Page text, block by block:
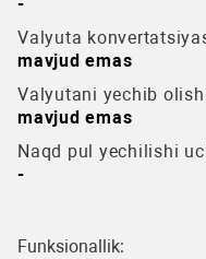
Valyuta
mavjud emas
Valyutani yechib
mavjud emas
Naqd pul yechilishi
-
Funksionallik: